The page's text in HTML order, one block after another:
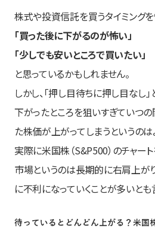
株式や投資信託を買うタイミング
「買った後に下がるのが怖い」
「少しでも安いところで買いたい」
と思っているかもしれません。
しかし、「押し目待ちに押し目なし
下がったところを狙いすぎていつ
た株価が上がってしまうというのは
実際に米国株（S&P500）のチャー
市場というのは長期的に右肩上が
に不利になっていくことが多いとも